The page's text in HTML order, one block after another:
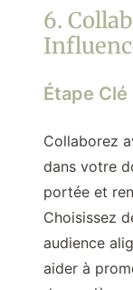
6.
Étape Clé
Collaborez
dans votre
portée et
Choisissez
audience
aider à